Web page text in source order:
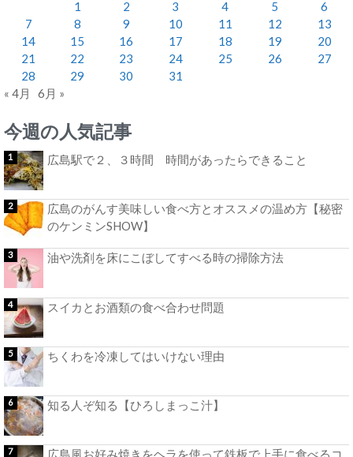
1
2 3 4 5
6
7
8 9 10 11 12
13
14
15 16 17 18 19
20
21
22 23 24 25 26
27
28
29 30
31
« 4月
6月 »
今週の人気記事
広島駅で２、３時間 時間があったらできること
広島のがんす美味しい食べ方とオススメの温め方【秘密
のケンミンSHOW】
油や洗剤を床にこぼしてすべる時の掃除方法
スイカとお酒類の食べ合わせ問題
ちくわを冷凍してはいけない理由
知る人ぞ知る【ひろしまっこ汁】
広島風お好み焼きをヘラを使って鉄板で上手に食べるコ